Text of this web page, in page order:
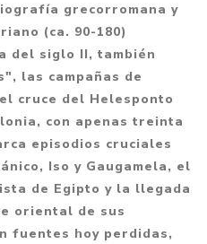
grecorromana y
(ca. 90-180)
del siglo II, también
las campañas de
cruce del Helesponto
con apenas treinta
episodios cruciales
Iso y Gaugamela, el
de Egipto y la llegada
oriental de sus
fuentes hoy perdidas,